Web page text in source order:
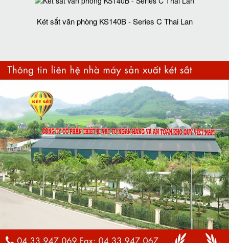
Két sắt văn phòng KS140B - Series C Thai Lan